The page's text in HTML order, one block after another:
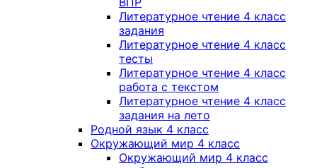
Литературное чтение 4 класс
задания
Литературное чтение 4 класс
тесты
Литературное чтение 4 класс
работа с текстом
Литературное чтение 4 класс
задания на лето
Родной язык 4 класс
Окружающий мир 4 класс
Окружающий мир 4 класс